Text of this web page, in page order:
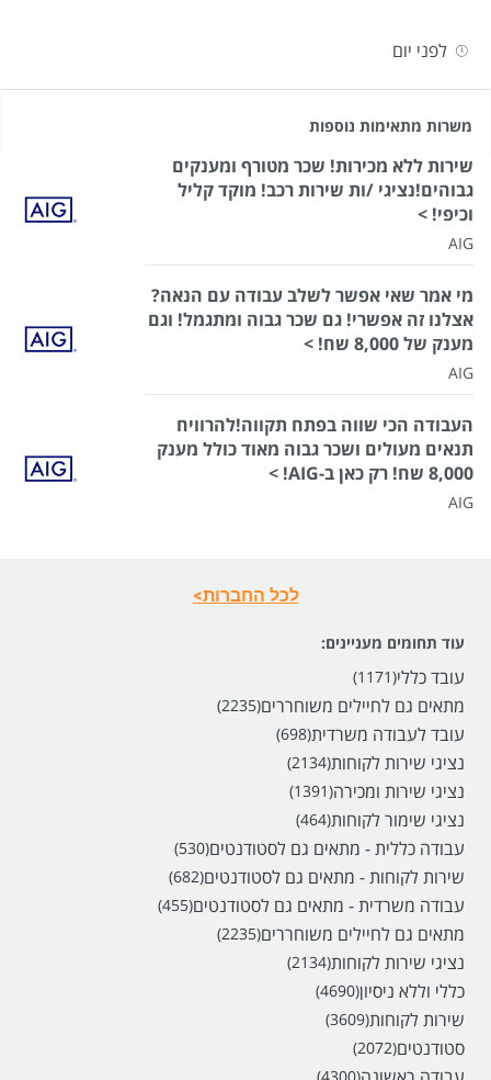
לפני יום
משרות מתאימות נוספות
שירות ללא מכירות! שכר מטורף ומענקים
גבוהים!נציגי /ות שירות רכב! מוקד קליל
וכיפי! >
AIG
מי אמר שאי אפשר לשלב עבודה עם הנאה?
אצלנו זה אפשרי! גם שכר גבוה ומתגמל! וגם
מענק של 8,000 שח! >
AIG
העבודה הכי שווה בפתח תקווה!להרוויח
תנאים מעולים ושכר גבוה מאוד כולל מענק
8,000 שח! רק כאן ב-AIG! >
AIG
לכל החברות>
עוד תחומים מעניינים:
עובד כללי(1171)
מתאים גם לחיילים משוחררים(2235)
עובד לעבודה משרדית(698)
נציגי שירות לקוחות(2134)
נציגי שירות ומכירה(1391)
נציגי שימור לקוחות(464)
עבודה כללית - מתאים גם לסטודנטים(530)
שירות לקוחות - מתאים גם לסטודנטים(682)
עבודה משרדית - מתאים גם לסטודנטים(455)
מתאים גם לחיילים משוחררים(2235)
נציגי שירות לקוחות(2134)
כללי וללא ניסיון(4690)
שירות לקוחות(3609)
סטודנטים(2072)